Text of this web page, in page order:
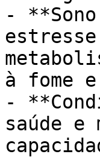
-
à fome
-
saúde e